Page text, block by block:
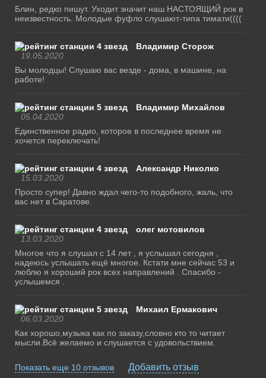
Блин, редко пишут. Уходит значит наш НАСТОЯЩИЙ рок в
неизвестность. Молодые фуфло слушают-типа тимати((((
Владимир Сторож
19.05.2020
Вы молодцы! Слушаю вас везде - дома, в машине, на
работе!
Владимир Михайлов
05.04.2020
Единственное радио, которое в последнее время не
хочется переключать!
Александр Николко
15.03.2020
Просто супер! Давно ждал чего-то подобного, жаль, что
вас нет в Саратове.
олег мотовилов
13.03.2020
Многое что я слушал с 14 лет , я услышал сегодня ,
надеюсь услышать ещё многое. Кстати мне сейчас 53 и
люблю я хороший рок всех направлений . Спасибо -
услышемся .
Михаил Ермакович
06.03.2020
Как хорошо,музыка как по заказу,словно кто то читает
мысли.Всё желаемо и слушается с удовольствием.
Показать еще 10 отзывов Добавить отзыв